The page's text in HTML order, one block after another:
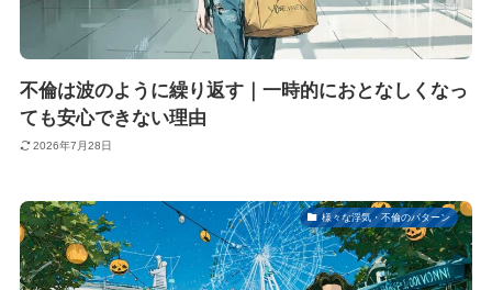
不倫は波のように繰り返す｜一時的におとなしくなっ
ても安心できない理由
2026年7月28日
様々な浮気・不倫のパターン